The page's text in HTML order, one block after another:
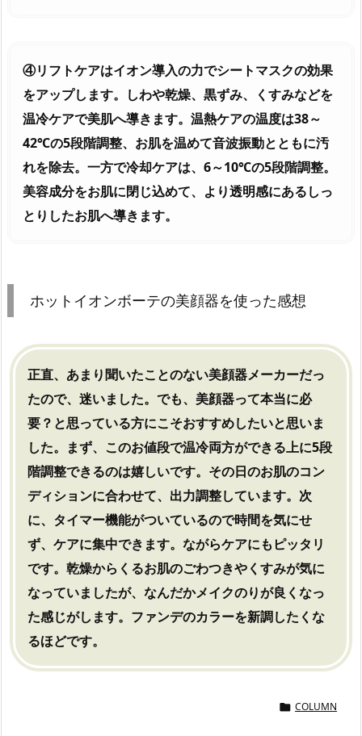
④リフトケアはイオン導入の力でシートマスクの効果
をアップします。しわや乾燥、黒ずみ、くすみなどを
温冷ケアで美肌へ導きます。温熱ケアの温度は38～
42℃の5段階調整、お肌を温めて音波振動とともに汚
れを除去。一方で冷却ケアは、6～10℃の5段階調整。
美容成分をお肌に閉じ込めて、より透明感にあるしっ
とりしたお肌へ導きます。
ホットイオンボーテの美顔器を使った感想
正直、あまり聞いたことのない美顔器メーカーだっ
たので、迷いました。でも、美顔器って本当に必
要？と思っている方にこそおすすめしたいと思いま
した。まず、このお値段で温冷両方ができる上に5段
階調整できるのは嬉しいです。その日のお肌のコン
ディションに合わせて、出力調整しています。次
に、タイマー機能がついているので時間を気にせ
ず、ケアに集中できます。ながらケアにもピッタリ
です。 乾燥からくるお肌のごわつきやくすみが気に
なっていましたが、なんだかメイクのりが良くなっ
た感じがします。ファンデのカラーを新調したくな
るほどです。
 COLUMN